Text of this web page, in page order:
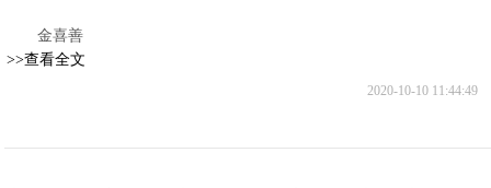
金喜善
>>查看全文
2020-10-10 11:44:49